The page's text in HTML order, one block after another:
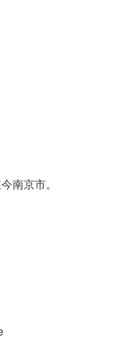
南京市。